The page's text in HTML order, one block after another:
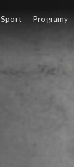
Sport Programy